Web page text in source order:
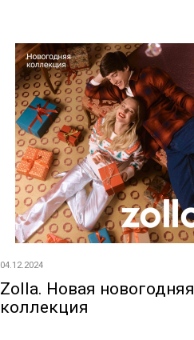
04.12.2024
Zolla. Новая новогодняя
коллекция